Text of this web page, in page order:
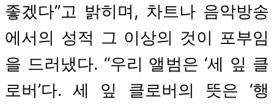
좋겠다”고 밝히며, 차트나 음악방송
에서의 성적 그 이상의 것이 포부임
을 드러냈다. “우리 앨범은 ‘세 잎 클
로버’다. 세 잎 클로버의 뜻은 ‘행